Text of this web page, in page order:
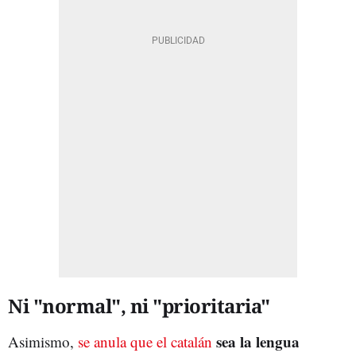
Ni "normal", ni "prioritaria"
Asimismo, se anula que el catalán sea la lengua